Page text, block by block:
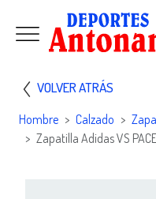
VOLVER ATRÁS
Hombre Calzado
Zapatilla Adidas VS